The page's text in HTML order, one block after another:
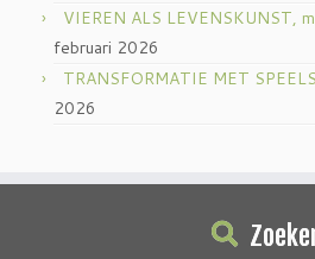
VIEREN ALS LEVENSKUNST,
februari 2026
TRANSFORMATIE MET
2026